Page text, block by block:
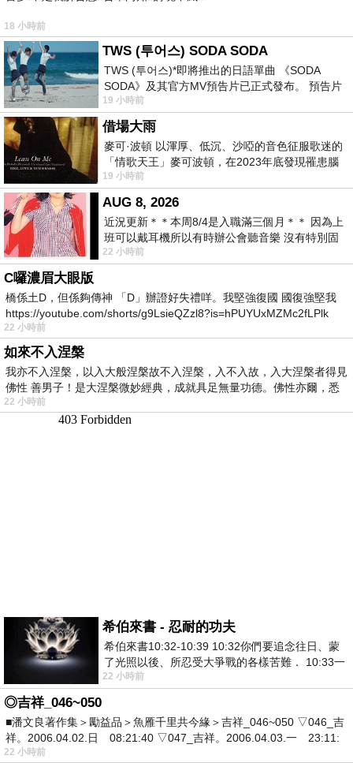
18 小時前
TWS (투어스) SODA SODA
TWS (투어스)*即將推出的日語單曲 《SODA
SODA》及其官方MV預告片已正式發布。 預告片
一經發布， 就引發了粉絲們對這次夏季回
19 小時前
借場大雨
麥可·波頓 以渾厚、低沉、沙啞的音色征服歌迷的
「情歌天王」麥可波頓，在2023年底發現罹患腦
瘤「祈禱早日康復，一切都好」。
19 小時前
AUG 8, 2026
近況更新＊＊本周8/4是入職滿三個月＊＊ 因為上
班可以戴耳機所以有時辦公會聽音樂 沒有特別固
定哪天但就是一周某一天會固定聽'90
22 小時前
C囉濃眉大眼版
橋係土D，但係夠傳神 「D」辦證好失禮咩。我堅強復國 國復強堅我
https://youtube.com/shorts/g9LsieQZzl8?is=hPUYUxMZMc2fLPlk
22 小時前
如來不入涅槃
我亦不入涅槃，以入大般涅槃故不入涅槃，入不入故，入大涅槃者得見
佛性 善男子！是大涅槃微妙經典，成就具足無量功德。佛性亦爾，悉
22 小時前
希伯來書 - 忍耐的功夫
希伯來書10:32-10:39 10:32你們要追念往日、蒙
了光照以後、所忍受大爭戰的各樣苦難． 10:33一
面被毀謗、遭患難、成了戲景、叫眾人
22 小時前
◎吉祥_046~050
■潘文良著作集＞勵益品＞魚雁千里共今緣＞吉祥_046~050 ▽046_吉
祥。2006.04.02.日 08:21:40 ▽047_吉祥。2006.04.03.一 23:11:
22 小時前